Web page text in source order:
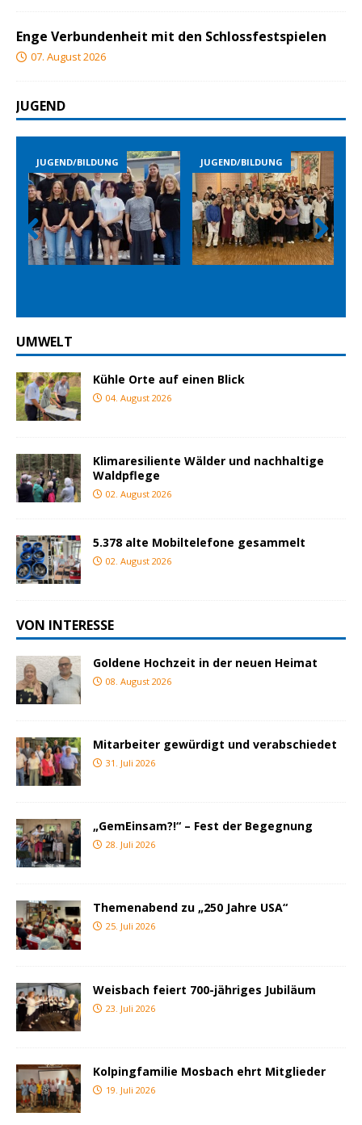
Enge Verbundenheit mit den Schlossfestspielen
07. August 2026
JUGEND
JUGEND/BILDUNG JUGEND/BILDUNG
Prev
ious
Nex
t
UMWELT
Kühle Orte auf einen Blick
04. August 2026
Klimaresiliente Wälder und nachhaltige
Waldpflege
02. August 2026
5.378 alte Mobiltelefone gesammelt
02. August 2026
VON INTERESSE
Goldene Hochzeit in der neuen Heimat
08. August 2026
Mitarbeiter gewürdigt und verabschiedet
31. Juli 2026
„GemEinsam?!“ – Fest der Begegnung
28. Juli 2026
Themenabend zu „250 Jahre USA“
25. Juli 2026
Weisbach feiert 700-jähriges Jubiläum
23. Juli 2026
Kolpingfamilie Mosbach ehrt Mitglieder
19. Juli 2026